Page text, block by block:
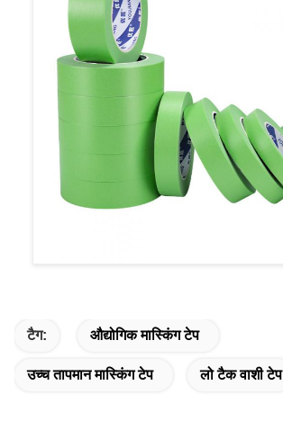
टैग: औद्योगिक मास्किंग टेप
उच्च तापमान मास्किंग टेप लो टैक वाशी टेप